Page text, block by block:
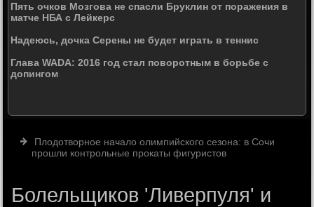
Пять очков Мозгова не спасли Бруклин от поражения в
матче НБА с Лейкерс
Надеюсь, дочка Серены не будет играть в теннис
Глава WADA: 2016 год стал поворотным в борьбе с
допингом
Плодотворное начало олимпийского сезона: в Сочи
прошли контрольные прокаты фигуристов
Болельщиков 'Ливерпуля' и